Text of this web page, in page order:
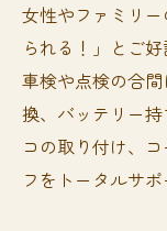
女性やファミリ
られる！」とご
車検や点検の合
換、バッテリー
コの取り付け、
フをトータルサポ